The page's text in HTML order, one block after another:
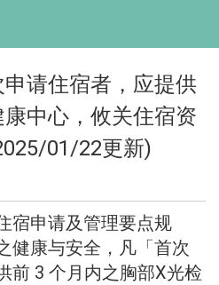
申请住宿者，应提供
中心，攸关住宿资
01/22更新)
宿申请及管理要点规
健康与安全，凡「首次
前 3 个月内之胸部X光检